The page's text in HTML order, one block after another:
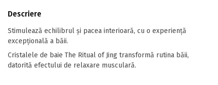
Descriere
Stimulează echilibrul și pacea interioară, cu o experiență
excepțională a băii.
Cristalele de baie The Ritual of Jing transformă rutina băii,
datorită efectului de relaxare musculară.